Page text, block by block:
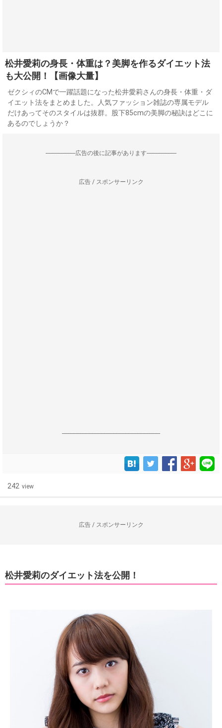
松井愛莉の身長・体重は？美脚を作るダイエット法
も大公開！【画像大量】
ゼクシィのCMで一躍話題になった松井愛莉さんの身長・体重・ダ
イエット法をまとめました。人気ファッション雑誌の専属モデル
だけあってそのスタイルは抜群。股下85cmの美脚の秘訣はどこに
あるのでしょうか？
--------------------広告の後に記事があります--------------------
広告 / スポンサーリンク
------------------------------------------------------------------
242 view
広告 / スポンサーリンク
松井愛莉のダイエット法を公開！